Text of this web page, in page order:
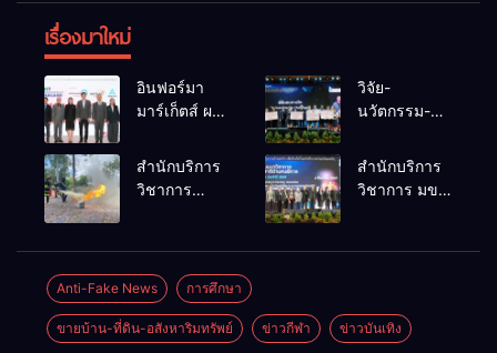
เรื่องมาใหม่
อินฟอร์มา
มาร์เก็ตส์ ผนึก
ธุรกิจท่อง
เที่ยว-บริการ
Thailand
2026 เชื่อม 4
งานใหญ่
สร้างโอกาส
ธุรกิจครบ
วิจัย-
นวัตกรรม-
คือโอกาสใหม่
ของคนพิการ
เศรษฐกิจ
สำนักบริการ
วิชาการ
เพลิงขั้นต้น”
ยกระดับ
ศักยภาพเจ้า
สำนักบริการ
วิชาการ มข.
เวทีระดับชาติ
Anti-Fake News การศึกษา
ขายบ้าน-ที่ดิน-อสังหาริมทรัพย์ ข่าวกีฬา ข่าวบันเทิง